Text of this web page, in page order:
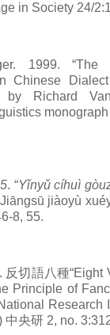
in Society 24/
1999. “The
Chinese
by Richard
. “Yǐnyǔ cíhuì
jiàoyù
8, 55.
切語八種“Eight
Principle of
Research
央研 2, no.